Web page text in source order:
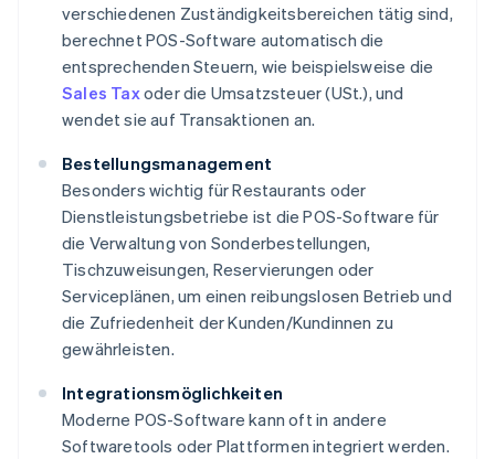
verschiedenen Zuständigkeitsbereichen tätig sind,
berechnet POS-Software automatisch die
entsprechenden Steuern, wie beispielsweise die
Sales Taxoder die Umsatzsteuer (USt.), und
wendet sie auf Transaktionen an.
Bestellungsmanagement
Besonders wichtig für Restaurants oder
Dienstleistungsbetriebe ist die POS-Software für
die Verwaltung von Sonderbestellungen,
Tischzuweisungen, Reservierungen oder
Serviceplänen, um einen reibungslosen Betrieb und
die Zufriedenheit der Kunden/Kundinnen zu
gewährleisten.
Integrationsmöglichkeiten
Moderne POS-Software kann oft in andere
Softwaretools oder Plattformen integriert werden.